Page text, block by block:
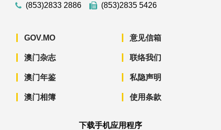
(853)2833 2886
(853)2835 5426
GOV.MO
澳门杂志
澳门年鉴
澳门相簿
意见信箱
联络我们
私隐声明
使用条款
下载手机应用程序